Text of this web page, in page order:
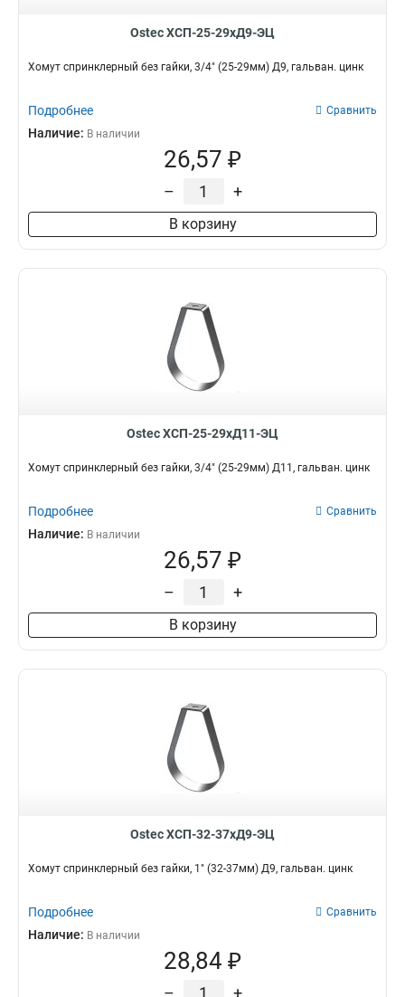
Ostec ХСП-25-29хД9-ЭЦ
Хомут спринклерный без гайки, 3/4" (25-29мм) Д9, гальван. цинк
Подробнее Сравнить
Наличие: В наличии
26,57 ₽
– +
В корзину
Ostec ХСП-25-29хД11-ЭЦ
Хомут спринклерный без гайки, 3/4" (25-29мм) Д11, гальван. цинк
Подробнее Сравнить
Наличие: В наличии
26,57 ₽
– +
В корзину
Ostec ХСП-32-37хД9-ЭЦ
Хомут спринклерный без гайки, 1" (32-37мм) Д9, гальван. цинк
Подробнее Сравнить
Наличие: В наличии
28,84 ₽
– +